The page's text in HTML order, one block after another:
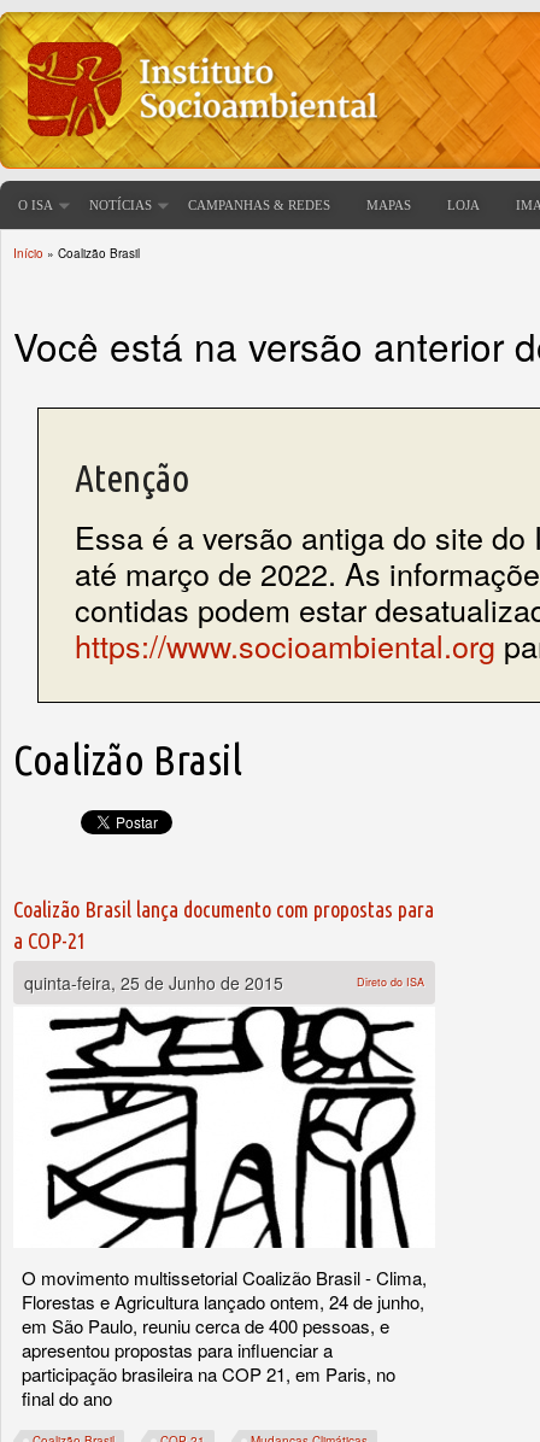
O ISA NOTÍCIAS CAMPANHAS & REDES MAPAS LOJA
Início » Coalizão Brasil
Você está na versão anterior
Atenção
Essa é a versão antiga do site do
até março de 2022. As
contidas podem estar
https://www.socioambiental.org
Coalizão Brasil
Coalizão Brasil lança documento com propostas para
a COP-21
quinta-feira, 25 de Junho de 2015
Direto do ISA
O movimento multissetorial Coalizão Brasil - Clima,
Florestas e Agricultura lançado ontem, 24 de junho,
em São Paulo, reuniu cerca de 400 pessoas, e
apresentou propostas para influenciar a
participação brasileira na COP 21, em Paris, no
final do ano